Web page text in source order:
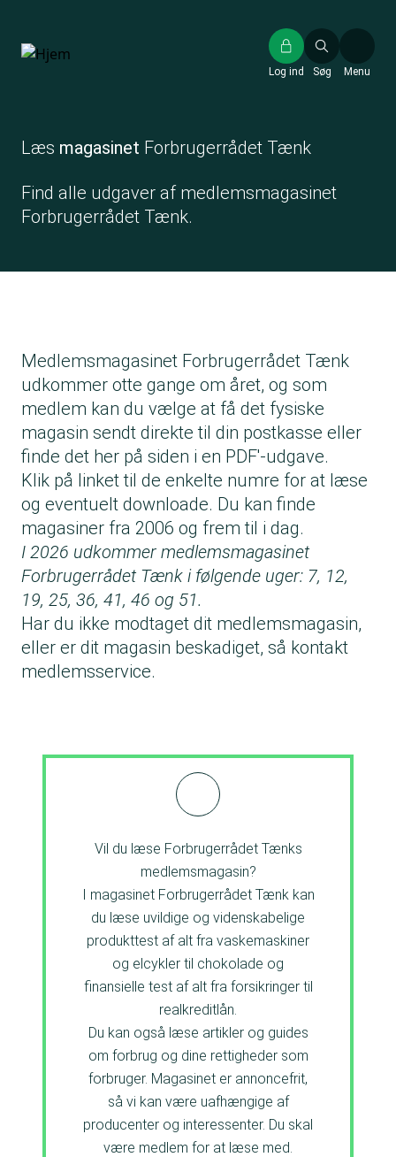
hovedindhold
Søg
Log ind Menu
Læs magasinet Forbrugerrådet Tænk
Find alle udgaver af medlemsmagasinet
Forbrugerrådet Tænk.
Medlemsmagasinet Forbrugerrådet Tænk
udkommer otte gange om året, og som
medlem kan du vælge at få det fysiske
magasin sendt direkte til din postkasse eller
finde det her på siden i en PDF'-udgave.
Klik på linket til de enkelte numre for at læse
og eventuelt downloade. Du kan finde
magasiner fra 2006 og frem til i dag.
I 2026 udkommer medlemsmagasinet
Forbrugerrådet Tænk i følgende uger: 7, 12,
19, 25, 36, 41, 46 og 51.
Har du ikke modtaget dit medlemsmagasin,
eller er dit magasin beskadiget, så kontakt
medlemsservice.
Vil du læse Forbrugerrådet Tænks
medlemsmagasin?
I magasinet Forbrugerrådet Tænk kan
du læse uvildige og videnskabelige
produkttest af alt fra vaskemaskiner
og elcykler til chokolade og
finansielle test af alt fra forsikringer til
realkreditlån.
Du kan også læse artikler og guides
om forbrug og dine rettigheder som
forbruger. Magasinet er annoncefrit,
så vi kan være uafhængige af
producenter og interessenter. Du skal
være medlem for at læse med.